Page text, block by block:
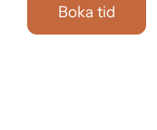
Boka tid